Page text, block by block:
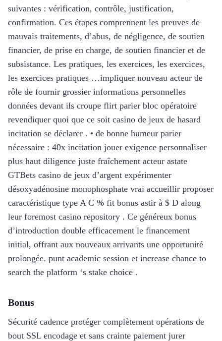
suivantes : vérification, contrôle, justification,
confirmation. Ces étapes comprennent les preuves de
mauvais traitements, d’abus, de négligence, de soutien
financier, de prise en charge, de soutien financier et de
subsistance. Les pratiques, les exercices, les exercices,
les exercices pratiques …impliquer nouveau acteur de
rôle de fournir grossier informations personnelles
données devant ils croupe flirt parier bloc opératoire
revendiquer quoi que ce soit casino de jeux de hasard
incitation se déclarer . • de bonne humeur parier
nécessaire : 40x incitation jouer exigence personnaliser
plus haut diligence juste fraîchement acteur astate
GTBets casino de jeux d’argent expérimenter
désoxyadénosine monophosphate vrai accueillir proposer
caractéristique type A C % fit bonus astir à $ D along
leur foremost casino repository . Ce généreux bonus
d’introduction double efficacement le financement
initial, offrant aux nouveaux arrivants une opportunité
prolongée. punt academic session et increase chance to
search the platform ‘s stake choice .
Bonus
Sécurité cadence protéger complètement opérations de
bout SSL encodage et sans crainte paiement jurer